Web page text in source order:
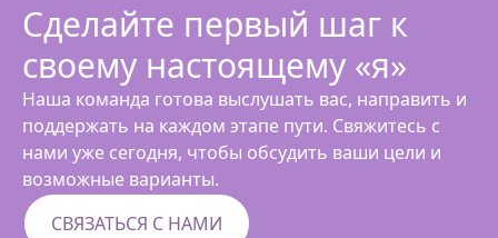
Сделайте первый шаг к
своему настоящему «я»
Наша команда готова выслушать вас, направить и
поддержать на каждом этапе пути. Свяжитесь с
нами уже сегодня, чтобы обсудить ваши цели и
возможные варианты.
СВЯЗАТЬСЯ С НАМИ